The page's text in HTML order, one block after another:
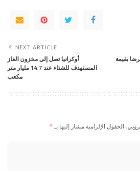
بقيمة
NEXT ARTICLE
أوكرانيا تصل إلى مخزون الغاز
المستهدف للشتاء عند 14.7 مليار متر
مكعب
الحقول الإلزامية مشار إليها بـ*